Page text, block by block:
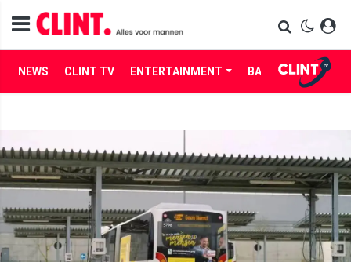
NEWS CLINT TV ENTERTAINMENT BABES LIFE